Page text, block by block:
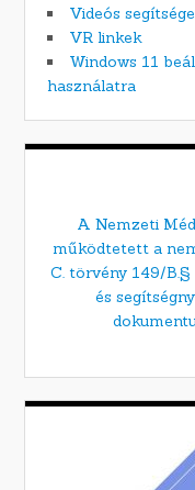
Videós
VR linkek
Windows 11
használatra
A Nemzeti
működtetett a
C. törvény 149/
és